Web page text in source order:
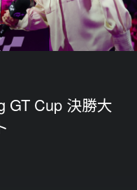
GT Cup 決勝大